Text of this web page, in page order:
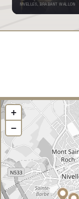
NIVELLES, BRABANT WALLON
+
−